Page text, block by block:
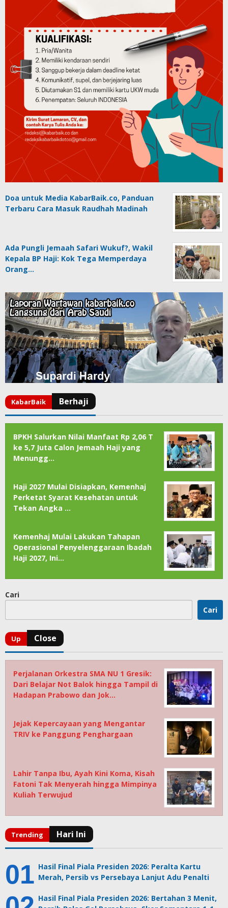
Doa untuk Media KabarBaik.co, Panduan
Terbaru Cara Masuk Raudhah Madinah
Ada Pungli Jemaah Safari Wukuf?, Wakil
Kepala BP Haji: Kok Tega Memperdaya
Orang…
BPKH Salurkan Nilai Manfaat Rp 2,06 T
ke 5,7 Juta Calon Jemaah Haji yang
Menungg…
Haji 2027 Mulai Disiapkan, Kemenhaj
Perketat Syarat Kesehatan untuk
Tekan Angka …
Kemenhaj Mulai Lakukan Tahapan
Operasional Penyelenggaraan Ibadah
Haji 2027, Ini…
Cari
Cari
Perjalanan Orkestra SMA NU 1 Gresik:
Dari Belajar Not Balok hingga Tampil di
Hadapan Prabowo dan Jok…
Jejak Kepercayaan yang Mengantar
TRIV ke Panggung Penghargaan
Lahir Tanpa Ibu, Ayah Kini Koma, Kisah
Fatoni Tak Menyerah hingga Mimpinya
Kuliah Terwujud
Hasil Final Piala Presiden 2026: Peralta Kartu
Merah, Persib vs Persebaya Lanjut Adu Penalti
Hasil Final Piala Presiden 2026: Bertahan 3 Menit,